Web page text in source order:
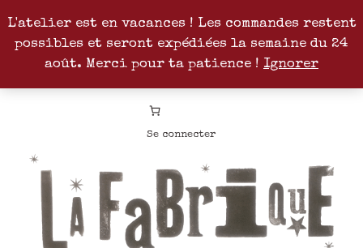
L'atelier est en vacances ! Les commandes restent
possibles et seront expédiées la semaine du 24
août. Merci pour ta patience ! Ignorer
InstagramPinterest Patreon
Se connecter